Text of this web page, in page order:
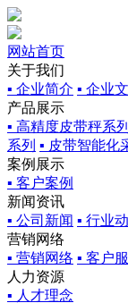
网站首页
关于我们
▪ 企业简介 ▪ 企业
产品展示
▪ 高精度皮带秤系列
系列 ▪ 皮带智能化
案例展示
▪ 客户案例
新闻资讯
▪ 公司新闻 ▪ 行业
营销网络
▪ 营销网络 ▪ 客户
人力资源
▪ 人才理念